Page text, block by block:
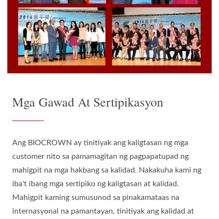
Mga Gawad At Sertipikasyon
Ang BIOCROWN ay tinitiyak ang kaligtasan ng mga
customer nito sa pamamagitan ng pagpapatupad ng
mahigpit na mga hakbang sa kalidad. Nakakuha kami ng
iba't ibang mga sertipiko ng kaligtasan at kalidad.
Mahigpit kaming sumusunod sa pinakamataas na
internasyonal na pamantayan, tinitiyak ang kalidad at